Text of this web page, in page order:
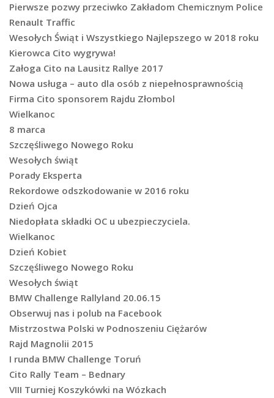
Pierwsze pozwy przeciwko Zakładom Chemicznym Police
Renault Traffic
Wesołych Świąt i Wszystkiego Najlepszego w 2018 roku
Kierowca Cito wygrywa!
Załoga Cito na Lausitz Rallye 2017
Nowa usługa – auto dla osób z niepełnosprawnością
Firma Cito sponsorem Rajdu Złombol
Wielkanoc
8 marca
Szczęśliwego Nowego Roku
Wesołych świąt
Porady Eksperta
Rekordowe odszkodowanie w 2016 roku
Dzień Ojca
Niedopłata składki OC u ubezpieczyciela.
Wielkanoc
Dzień Kobiet
Szczęśliwego Nowego Roku
Wesołych świąt
BMW Challenge Rallyland 20.06.15
Obserwuj nas i polub na Facebook
Mistrzostwa Polski w Podnoszeniu Ciężarów
Rajd Magnolii 2015
I runda BMW Challenge Toruń
Cito Rally Team – Bednary
VIII Turniej Koszykówki na Wózkach